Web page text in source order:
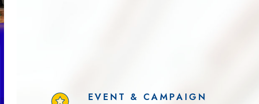
EVENT & CAMPAIGN